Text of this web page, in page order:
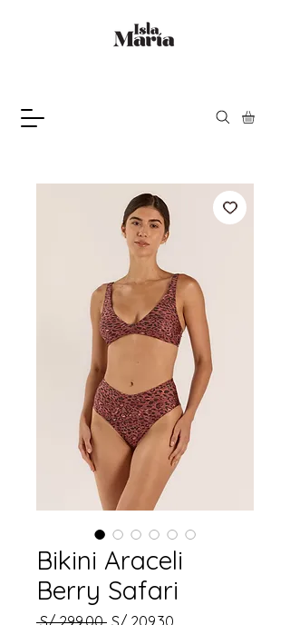
Bikini Araceli
Berry Safari
S/ 299.00 Precio
S/ 209.30